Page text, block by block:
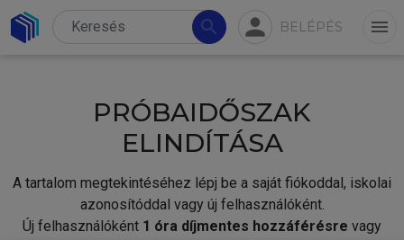
search person BELÉPÉS menu
PRÓBAIDŐSZAK
ELINDÍTÁSA
A tartalom megtekintéséhez lépj be a saját fiókoddal, iskolai
azonosítóddal vagy új felhasználóként.
Új felhasználóként 1 óra díjmentes hozzáférésre vagy